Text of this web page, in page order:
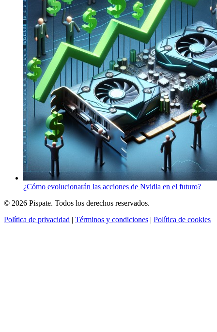
¿Cómo evolucionarán las acciones de Nvidia en el futuro?
© 2026 Pispate. Todos los derechos reservados.
Política de privacidad | Términos y condiciones | Política de cookies